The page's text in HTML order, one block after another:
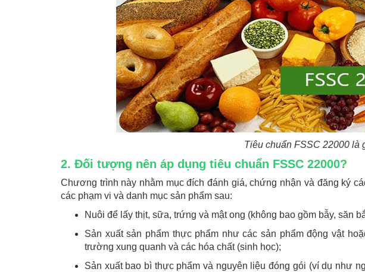
Tiêu chuẩn FSSC 22000 là
2. Đối tượng nên áp dụng tiêu chuẩn FSSC 22000?
Chương trình này nhằm mục đích đánh giá, chứng nhận và đăng ký
các phạm vi và danh mục sản phẩm sau:
Nuôi để lấy thịt, sữa, trứng và mật ong (không bao gồm bẫy, săn
Sản xuất sản phẩm thực phẩm như các sản phẩm động vật
trường xung quanh và các hóa chất (sinh học);
Sản xuất bao bì thực phẩm và nguyên liệu đóng gói (ví dụ như